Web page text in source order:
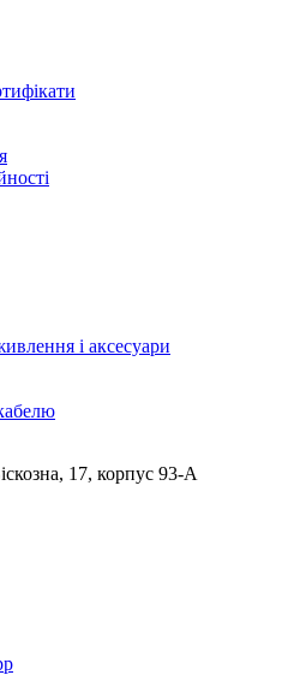
і аксесуари
17, корпус 93-А